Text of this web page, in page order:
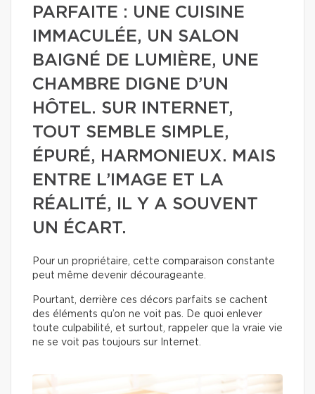
PARFAITE : UNE CUISINE
IMMACULÉE, UN SALON
BAIGNÉ DE LUMIÈRE, UNE
CHAMBRE DIGNE D’UN
HÔTEL. SUR INTERNET,
TOUT SEMBLE SIMPLE,
ÉPURÉ, HARMONIEUX. MAIS
ENTRE L’IMAGE ET LA
RÉALITÉ, IL Y A SOUVENT
UN ÉCART.
Pour un propriétaire, cette comparaison constante
peut même devenir décourageante.
Pourtant, derrière ces décors parfaits se cachent
des éléments qu’on ne voit pas. De quoi enlever
toute culpabilité, et surtout, rappeler que la vraie vie
ne se voit pas toujours sur Internet.